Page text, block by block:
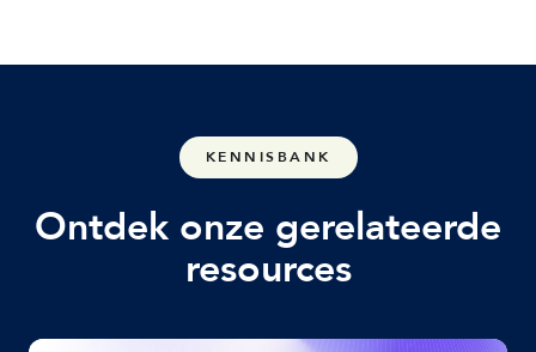
KENNISBANK
Ontdek onze gerelateerde
resources